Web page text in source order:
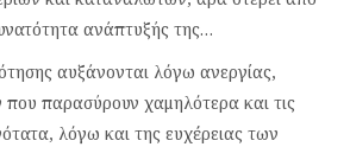
ανάπτυξής της…
αυξάνονται λόγω ανεργίας,
παρασύρουν χαμηλότερα και τις
λόγω και της ευχέρειας των